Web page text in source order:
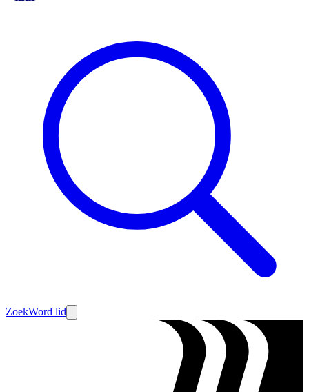
ZoekWord lid